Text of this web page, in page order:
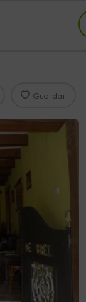
Guardar